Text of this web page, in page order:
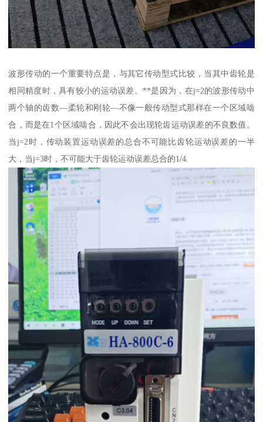
波形传动的一个重要特点是，与其它传动型式比较，当其中齿轮是
相同精度时，具有较小的运动误差。**是因为，在j=2的波形传动中
两个轴的齿数—柔轮和刚轮—不像一般传动型式那样在一个区域啮
合，而是在1个区域啮合，因此不会出现轮齿运动误差的不良数值。
当j=2时，传动装置运动误差的总合不可能比齿轮运动误差的一半
大，当j=3时，不可能大于齿轮运动误差总合的1/4.